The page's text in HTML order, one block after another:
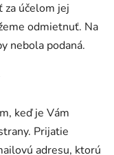
za účelom jej
odmietnuť. Na
nebola podaná.
keď je Vám
Prijatie
adresu, ktorú